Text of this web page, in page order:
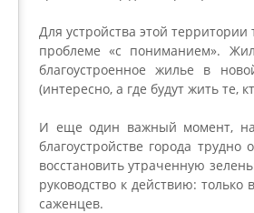
Для устройства этой
проблеме «с пониманием».
благоустроенное жилье в
(интересно, а где будут жить те,
И еще один важный момент, на
благоустройстве города
восстановить утраченную
руководство к действию: только
саженцев.